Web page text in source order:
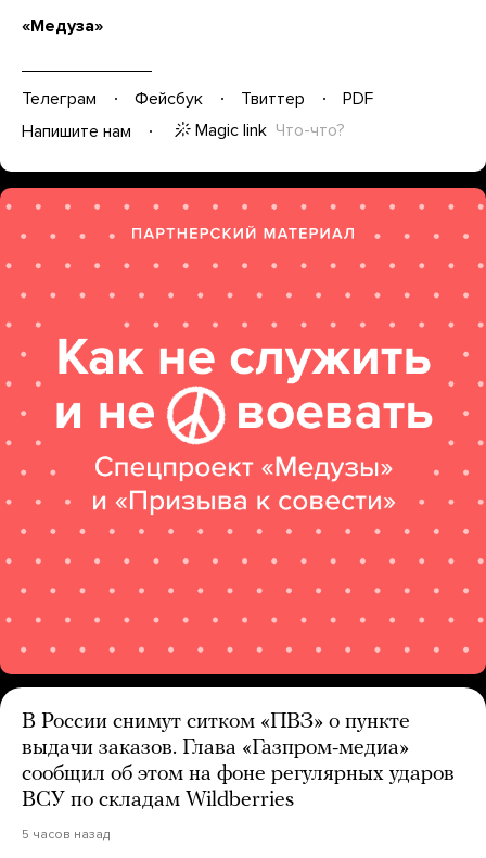
«Медуза»
Телеграм Фейсбук Твиттер
PDF
Напишите нам
Magic link Что-что?
В России снимут ситком «ПВЗ» о пункте
выдачи заказов. Глава «Газпром-медиа»
сообщил об этом на фоне регулярных ударов
ВСУ по складам Wildberries
5 часов назад